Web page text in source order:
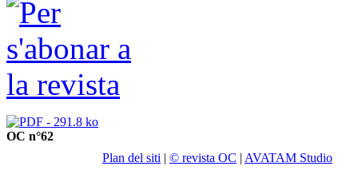
OC n°62
Plan del siti | © revista OC | AVATAM Studio